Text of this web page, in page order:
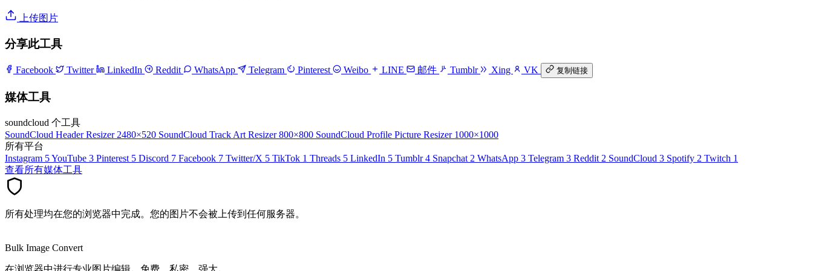
上传图片
分享此工具
Facebook Twitter LinkedIn Reddit WhatsApp Telegram Pinterest Weibo LINE 邮件 Tumblr Xing VK 复制链接
媒体工具
soundcloud 个工具
SoundCloud Header Resizer 2480×520 SoundCloud Track Art Resizer 800×800 SoundCloud Profile Picture Resizer 1000×1000
所有平台
Instagram 5YouTube 3 Pinterest 5 Discord 7 Facebook 7 Twitter/X 5 TikTok 1 Threads 5 LinkedIn 5 Tumblr 4 Snapchat 2 WhatsApp 3 Telegram 3 Reddit 2 SoundCloud 3 Spotify 2 Twitch 1
查看所有媒体工具
所有处理均在您的浏览器中完成。您的图片不会被上传到任何服务器。
Bulk Image Convert
在浏览器中进行专业图片编辑。免费、私密、强大。